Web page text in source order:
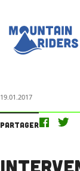
19.01.2017
Partager